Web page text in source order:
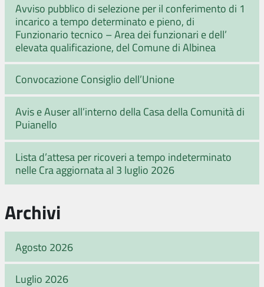
Avviso pubblico di selezione per il conferimento di 1
incarico a tempo determinato e pieno, di
Funzionario tecnico – Area dei funzionari e dell’
elevata qualificazione, del Comune di Albinea
Convocazione Consiglio dell’Unione
Avis e Auser all’interno della Casa della Comunità di
Puianello
Lista d’attesa per ricoveri a tempo indeterminato
nelle Cra aggiornata al 3 luglio 2026
Archivi
Agosto 2026
Luglio 2026